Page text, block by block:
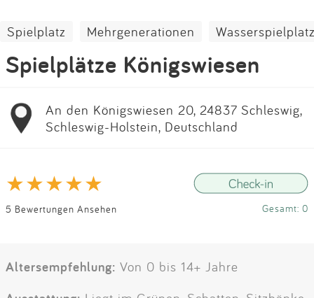
Spielplatz Mehrgenerationen
Spielplätze Königswiesen
An den Königswiesen 20, 24837 Schleswig,
Schleswig-Holstein, Deutschland
5 Bewertungen Ansehen Gesamt: 0
Altersempfehlung: Von 0 bis 14+ Jahre